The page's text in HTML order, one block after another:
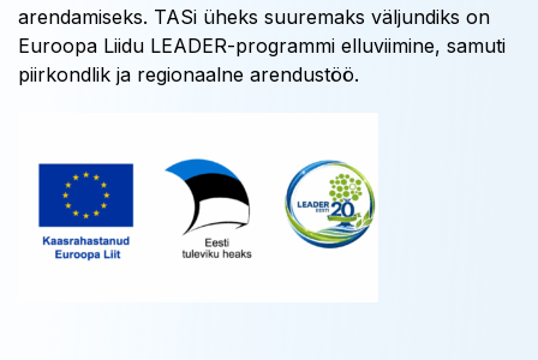
arendamiseks. TASi üheks suuremaks väljundiks on
Euroopa Liidu LEADER-programmi elluviimine, samuti
piirkondlik ja regionaalne arendustöö.